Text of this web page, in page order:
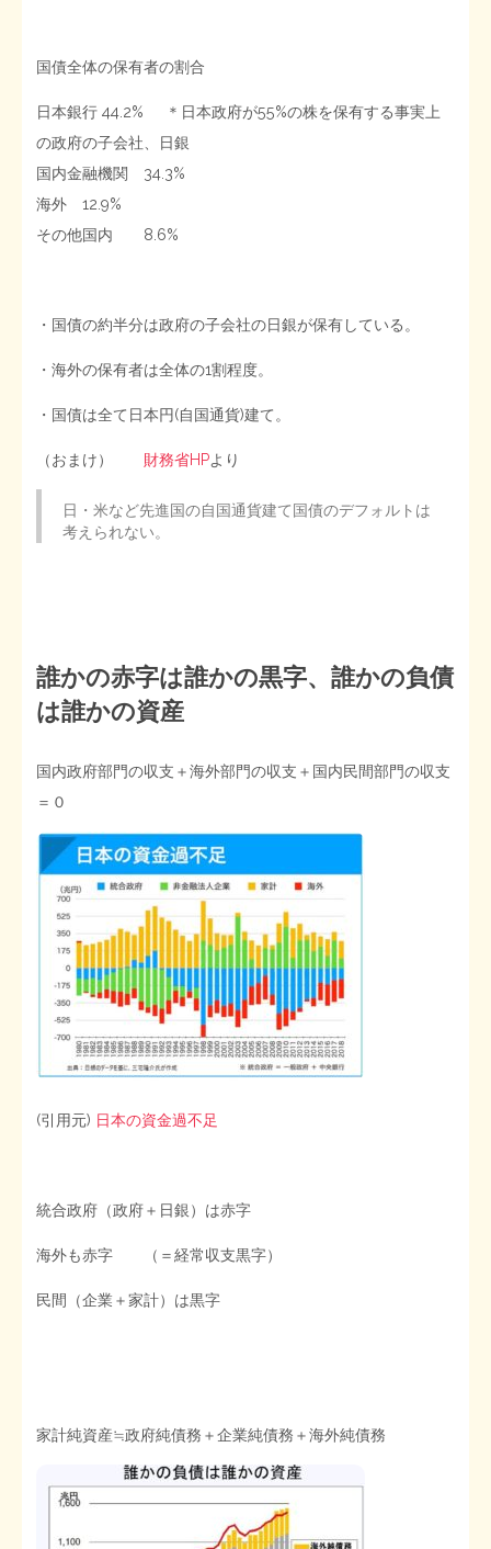
国債全体の保有者の割合
日本銀行 44.2% ＊日本政府が55%の株を保有する事実上
の政府の子会社、日銀
国内金融機関 34.3%
海外 12.9%
その他国内 8.6%
・国債の約半分は政府の子会社の日銀が保有している。
・海外の保有者は全体の1割程度。
・国債は全て日本円(自国通貨)建て。
（おまけ） 財務省HPより
日・米など先進国の自国通貨建て国債のデフォルトは
考えられない。
誰かの赤字は誰かの黒字、誰かの負債
は誰かの資産
国内政府部門の収支＋海外部門の収支＋国内民間部門の収支
＝０
(引用元) 日本の資金過不足
統合政府（政府＋日銀）は赤字
海外も赤字 （＝経常収支黒字）
民間（企業＋家計）は黒字
家計純資産≒政府純債務＋企業純債務＋海外純債務